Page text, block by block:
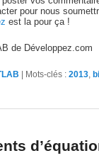
pour nous
est la pour ça !
de Développez.com
| Mots-clés : 2013,